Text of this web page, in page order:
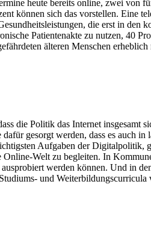
heute bereits online, zwei von
können sich das vorstellen. Eine
die erst in den
Patientenakte zu nutzen, 40
älteren Menschen
die Politik das Internet insgesamt
gesorgt werden, dass es auch in
Aufgaben der Digitalpolitik,
Welt zu begleiten. In
werden können. Und in
und Weiterbildungscurricula